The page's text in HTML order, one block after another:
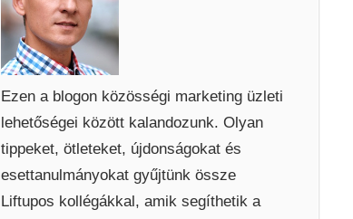
Ezen a blogon közösségi marketing üzleti
lehetőségei között kalandozunk. Olyan
tippeket, ötleteket, újdonságokat és
esettanulmányokat gyűjtünk össze
Liftupos kollégákkal, amik segíthetik a